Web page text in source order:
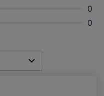
0
0